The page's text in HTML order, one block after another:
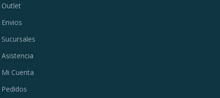
Outlet
Envios
Sucursales
Asistencia
Mi Cuenta
Pedidos